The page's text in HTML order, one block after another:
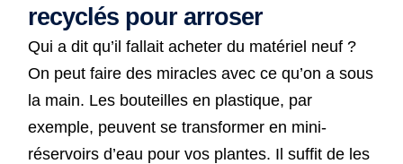
recyclés pour arroser
Qui a dit qu’il fallait acheter du matériel neuf ?
On peut faire des miracles avec ce qu’on a sous
la main. Les bouteilles en plastique, par
exemple, peuvent se transformer en mini-
réservoirs d’eau pour vos plantes. Il suffit de les